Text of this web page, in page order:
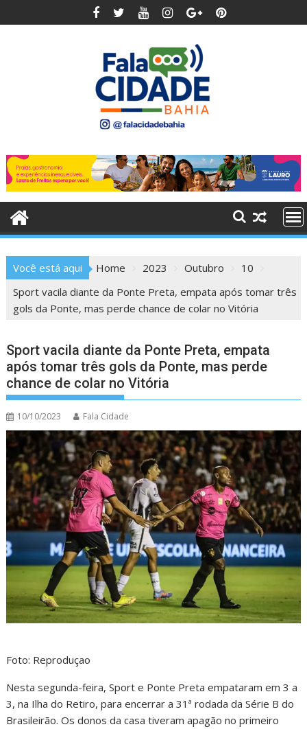
to
Você está aqui Home 2023 Outubro
10
Sport vacila diante da Ponte Preta, empata após tomar três
gols da Ponte, mas perde chance de colar no Vitória
Sport vacila diante da Ponte Preta, empata
após tomar três gols da Ponte, mas perde
chance de colar no Vitória
10/10/2023 Fala Cidade
Foto: Reproduçao
Nesta segunda-feira, Sport e Ponte Preta empataram em 3 a
3, na Ilha do Retiro, para encerrar a 31ª rodada da Série B do
Brasileirão. Os donos da casa tiveram apagão no primeiro